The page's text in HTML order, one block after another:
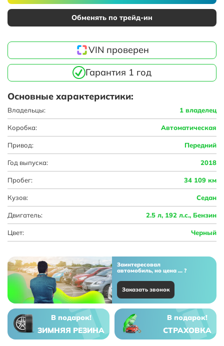
Обменять по трейд-ин
VIN проверен
Гарантия 1 год
Основные характеристики:
Владельцы: 1 владелец
Коробка: Автоматическая
Привод: Передний
Год выпуска: 2018
Пробег: 34 109 км
Кузов: Седан
Двигатель: 2.5 л, 192 л.с., Бензин
Цвет: Черный
Заинтересовал
автомобиль, но цена ... ?
Заказать звонок
В подарок!
ЗИМНЯЯ РЕЗИНА
В подарок!
СТРАХОВКА